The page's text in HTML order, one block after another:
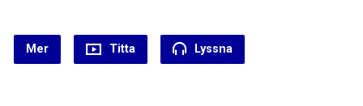
Mer Titta Lyssna